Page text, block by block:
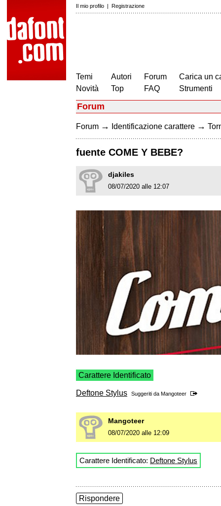
Il mio profilo | Registrazione
Temi
Novità
Autori
Top
Forum
FAQ
Carica un
Strumenti
Forum
Forum → Identificazione carattere →
fuente COME Y BEBE?
djakiles
08/07/2020 alle 12:07
Carattere Identificato
Deftone Stylus Suggeriti da Mangoteer
Mangoteer
08/07/2020 alle 12:09
Carattere Identificato: Deftone Stylus
Rispondere